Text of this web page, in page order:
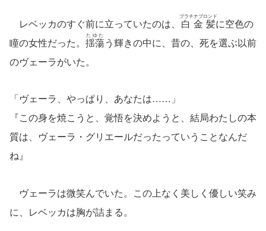
レベッカのすぐ前に立っていたのは、 白金髪
プラチナブロンド
に空色の
瞳の女性だった。 揺蕩
たゆた
う輝きの中に、昔の、死を選ぶ以前
のヴェーラがいた。
「ヴェーラ、やっぱり、あなたは……」
『この身を焼こうと、覚悟を決めようと、結局わたしの本
質は、ヴェーラ・グリエールだったっていうことなんだ
ね』
ヴェーラは微笑んでいた。この上なく美しく優しい笑み
に、レベッカは胸が詰まる。